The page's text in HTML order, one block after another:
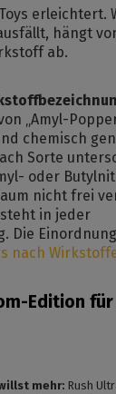
erleichtert.
hängt
ab.
„Amyl-
chemisch
Sorte
oder
nicht frei
in jeder
Die
nach
Edition
mehr: Rush